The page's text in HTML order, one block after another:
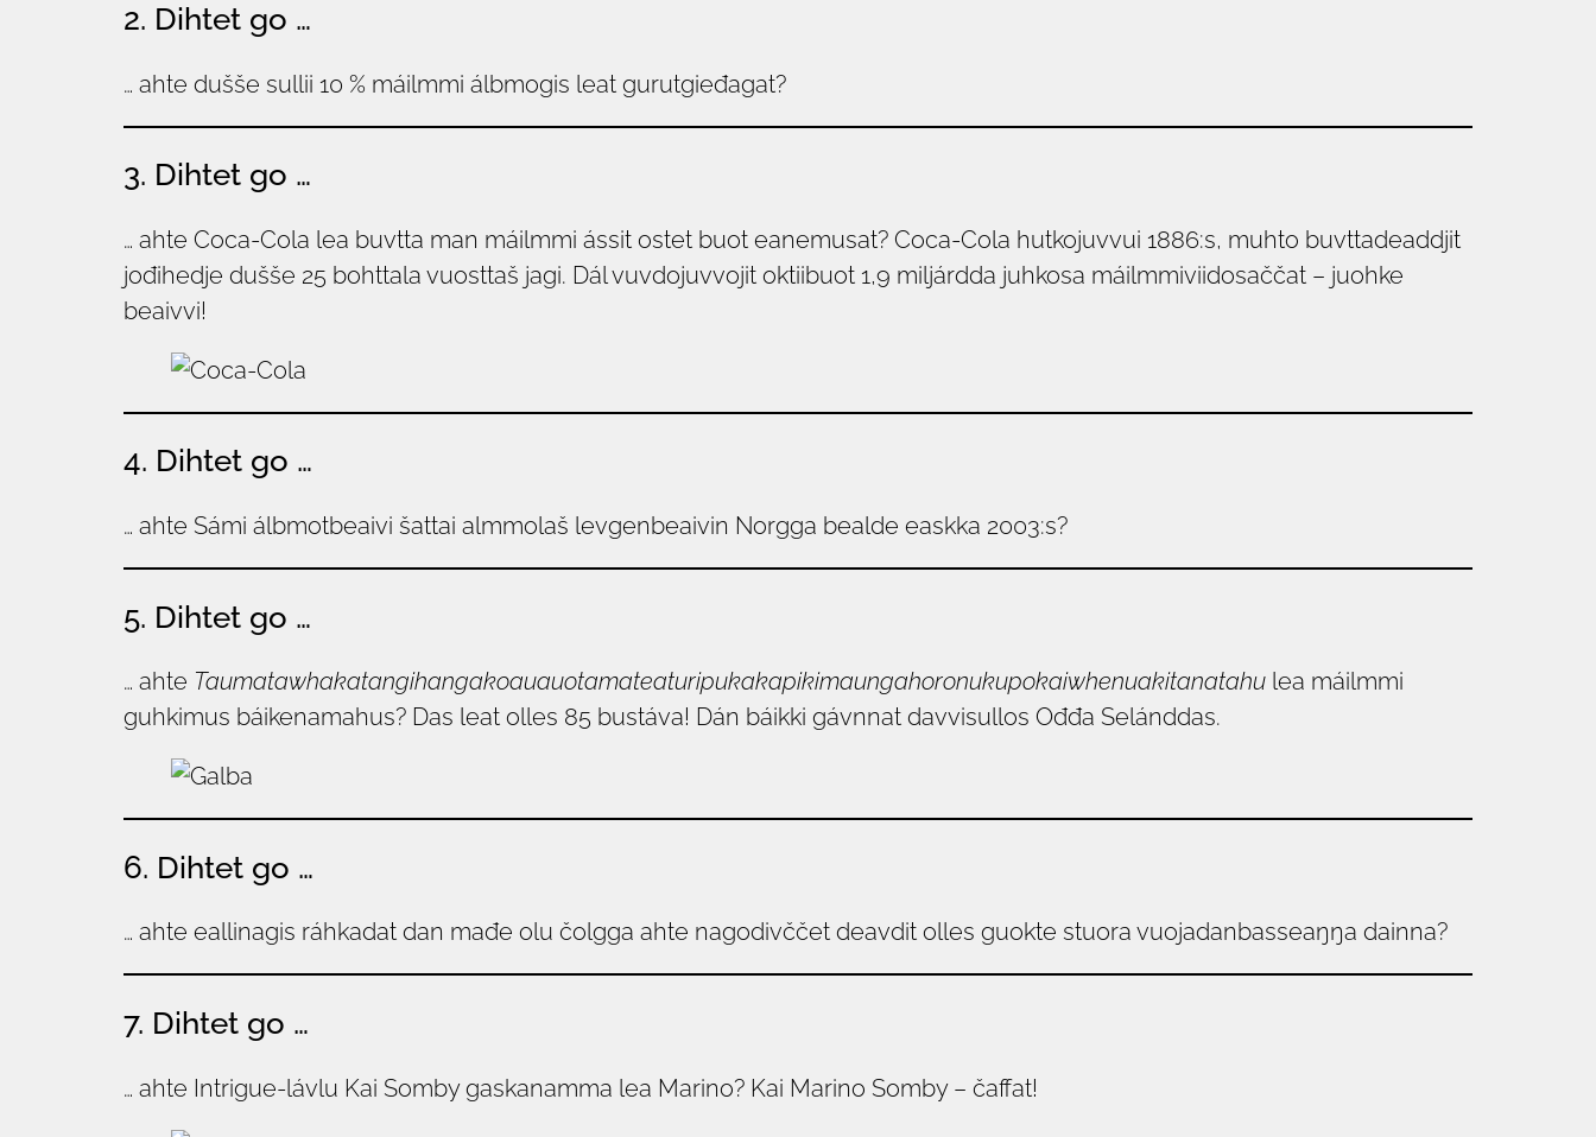
2. Dihtet go …
… ahte dušše sullii 10 % máilmmi álbmogis leat gurutgieđagat?
3. Dihtet go …
… ahte Coca-Cola lea buvtta man máilmmi ássit ostet buot eanemusat? Coca-Cola hutkojuvvui 1886:s, muhto buvttadeaddjit
jođihedje dušše 25 bohttala vuosttaš jagi. Dál vuvdojuvvojit oktiibuot 1,9 miljárdda juhkosa máilmmiviidosaččat – juohke
beaivvi!
4. Dihtet go …
… ahte Sámi álbmotbeaivi šattai almmolaš levgenbeaivin Norgga bealde easkka 2003:s?
5. Dihtet go …
… ahte Taumatawhakatangi­hangakoauauotamatea­turipukakapikimaunga­horonukupokaiwhen­uakitanatahu lea máilmmi
guhkimus báikenamahus? Das leat olles 85 bustáva! Dán báikki gávnnat davvisullos Ođđa Selánddas.
6. Dihtet go …
… ahte eallinagis ráhkadat dan mađe olu čolgga ahte nagodivččet deavdit olles guokte stuora vuojadanbasseaŋŋa dainna?
7. Dihtet go …
… ahte Intrigue-lávlu Kai Somby gaskanamma lea Marino? Kai Marino Somby – čaffat!